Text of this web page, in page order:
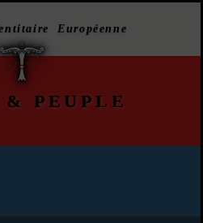
Européenne
& PEUPLE